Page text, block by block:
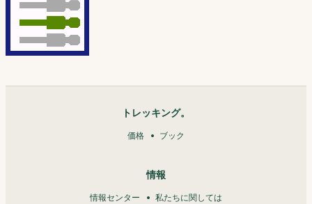
トレッキング。
価格 ブック
情報
情報センター 私たちに関しては